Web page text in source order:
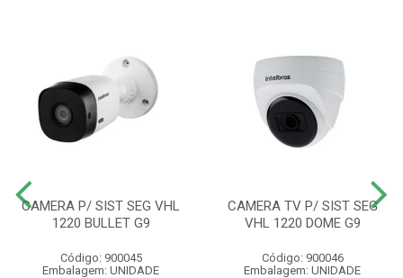
CAMERA P/ SIST SEG VHL
1220 BULLET G9
Código: 900045
Embalagem: UNIDADE
CAMERA TV P/ SIST SEG
VHL 1220 DOME G9
Código: 900046
Embalagem: UNIDADE